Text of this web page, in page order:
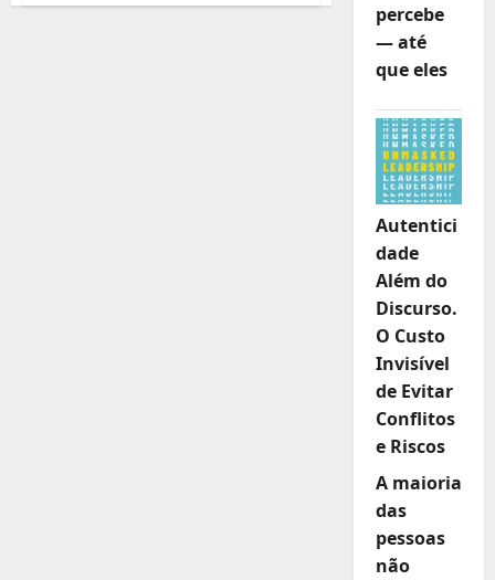
percebe
— até
que eles
Autentici
dade
Além do
Discurso.
O Custo
Invisível
de Evitar
Conflitos
e Riscos
A maioria
das
pessoas
não